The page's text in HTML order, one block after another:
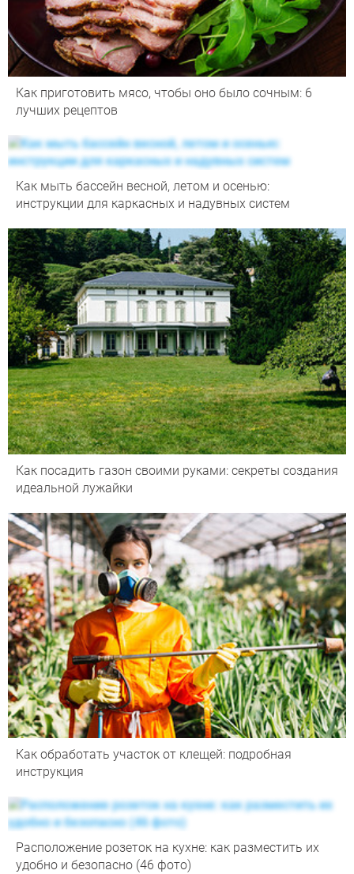
Как приготовить мясо, чтобы оно было сочным: 6
лучших рецептов
Как мыть бассейн весной, летом и осенью:
инструкции для каркасных и надувных систем
Как посадить газон своими руками: секреты создания
идеальной лужайки
Как обработать участок от клещей: подробная
инструкция
Расположение розеток на кухне: как разместить их
удобно и безопасно (46 фото)